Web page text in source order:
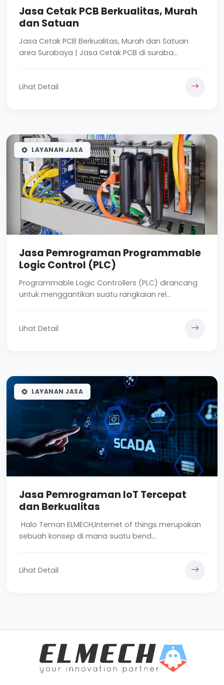
Jasa Cetak PCB Berkualitas, Murah
dan Satuan
Jasa Cetak PCB Berkualitas, Murah dan Satuan
area Surabaya | Jasa Cetak PCB di suraba...
Lihat Detail
LAYANAN JASA
Jasa Pemrograman Programmable
Logic Control (PLC)
Programmable Logic Controllers (PLC) dirancang
untuk menggantikan suatu rangkaian rel...
Lihat Detail
LAYANAN JASA
Jasa Pemrograman IoT Tercepat
dan Berkualitas
Halo Teman ELMECH,Internet of things merupakan
sebuah konsep di mana suatu bend...
Lihat Detail